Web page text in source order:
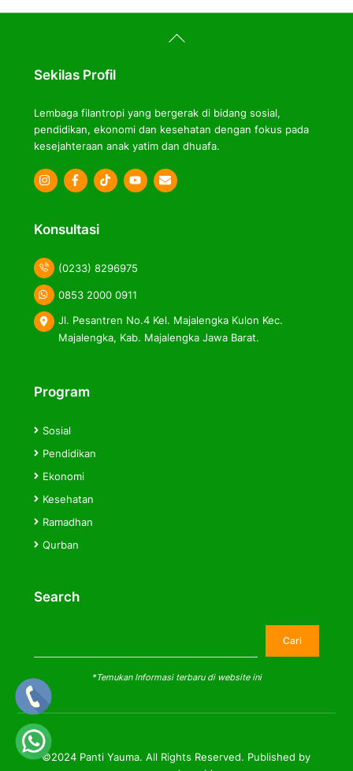
Back
To
Sekilas Profil
Lembaga filantropi yang bergerak di bidang sosial,
pendidikan, ekonomi dan kesehatan dengan fokus pada
kesejahteraan anak yatim dan dhuafa.
Icon
Icon
Icon
Konsultasi
(0233) 8296975
0853 2000 0911
Jl. Pesantren No.4 Kel. Majalengka Kulon Kec.
Majalengka, Kab. Majalengka Jawa Barat.
Program
Sosial
Pendidikan
Ekonomi
Kesehatan
Ramadhan
Qurban
Search
Cari
*Temukan Informasi terbaru di website ini
©2024 Panti Yauma. All Rights Reserved. Published by